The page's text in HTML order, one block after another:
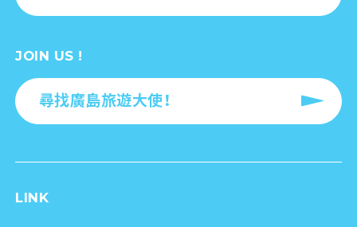
JOIN US !
尋找廣島旅遊大使！
LINK